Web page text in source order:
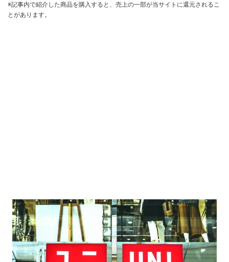
※記事内で紹介した商品を購入すると、売上の一部が当サイトに還元されるこ
とがあります。